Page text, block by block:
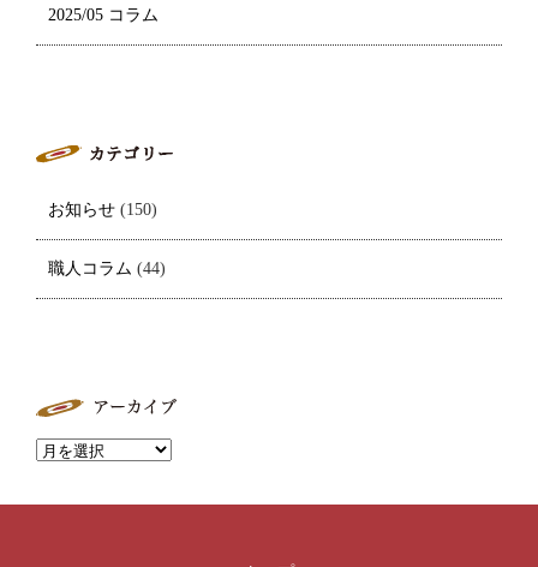
2025/05 コラム
お知らせ (150)
職人コラム (44)